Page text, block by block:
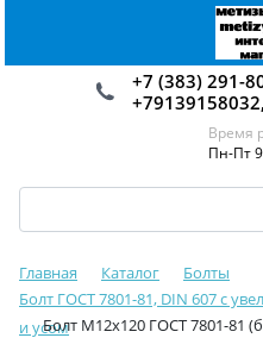
+7 (383) 291-
+79139158032,
Время
Пн-Пт
Главная Каталог
Болты
Болт ГОСТ 7801-81, DIN 607 с
и усомБолт М12х120 ГОСТ 7801-81